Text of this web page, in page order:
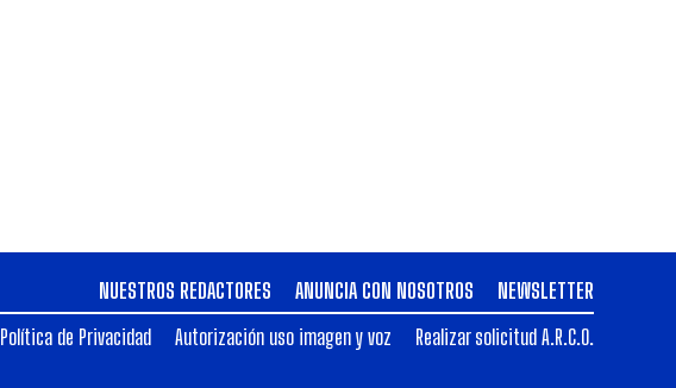
NUESTROS REDACTORES ANUNCIA CON NOSOTROS
NEWSLETTER
Política de Privacidad
Autorización uso imagen y voz Realizar solicitud A.R.C.O.